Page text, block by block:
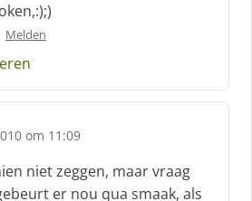
Melden
om 11:09
niet zeggen, maar vraag
er nou qua smaak, als